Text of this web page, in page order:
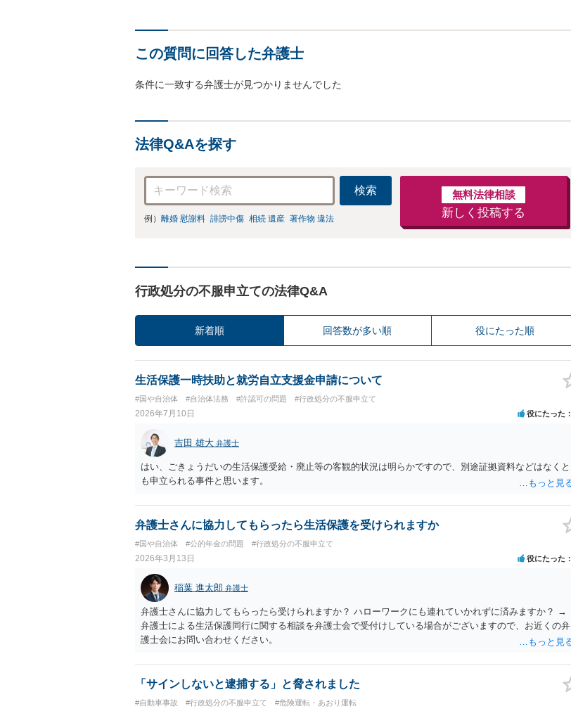
この質問に回答した弁護士
条件に一致する弁護士が見つかりませんでした
法律Q&Aを探す
検索
例） 離婚 慰謝料 誹謗中傷 相続 遺産 著作物 違法
無料法律相談
新しく投稿する
行政処分の不服申立ての法律Q&A
新着順 回答数が多い順 役にたった順
生活保護一時扶助と就労自立支援金申請について
#国や自治体 #自治体法務 #許認可の問題 #行政処分の不服申立て
2026年7月10日 役にたった
吉田 雄大 弁護士
はい、ごきょうだいの生活保護受給・廃止等の客観的状況は明らかですので、別途証拠資料などはなくと
も申立られる事件と思います。
弁護士さんに協力してもらったら生活保護を受けられますか
#国や自治体 #公的年金の問題 #行政処分の不服申立て
2026年3月13日 役にたった
稲葉 進太郎 弁護士
弁護士さんに協力してもらったら受けられますか？ ハローワークにも連れていかれずに済みますか？ →
弁護士による生活保護同行に関する相談を弁護士会で受付けしている場合がございますので、お近くの弁
護士会にお問い合わせください。
「サインしないと逮捕する」と脅されました
#自動車事故 #行政処分の不服申立て #危険運転・あおり運転